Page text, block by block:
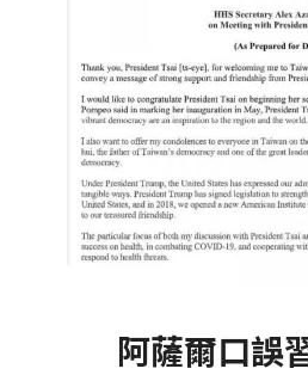
阿薩爾口誤